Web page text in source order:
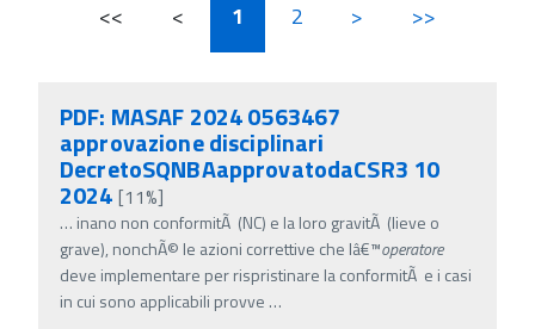
<< < 1 2 > >>
PDF: MASAF 2024 0563467
approvazione disciplinari
DecretoSQNBAapprovatodaCSR3 10
2024 [11%]
… inano non conformitÃ (NC) e la loro gravitÃ (lieve o
grave), nonchÃ© le azioni correttive che lâ€™operatore
deve implementare per rispristinare la conformitÃ e i casi
in cui sono applicabili provve …